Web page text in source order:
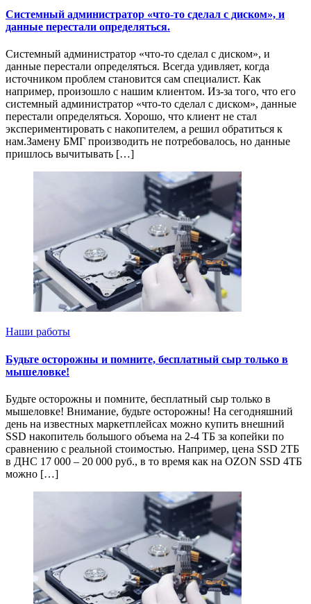
Системный администратор «что-то сделал с диском», и
данные перестали определяться.
Системный администратор «что-то сделал с диском», и
данные перестали определяться. Всегда удивляет, когда
источником проблем становится сам специалист. Как
например, произошло с нашим клиентом. Из-за того, что его
системный администратор «что-то сделал с диском», данные
перестали определяться. Хорошо, что клиент не стал
экспериментировать с накопителем, а решил обратиться к
нам.Замену БМГ производить не потребовалось, но данные
пришлось вычитывать […]
Наши работы
Будьте осторожны и помните, бесплатный сыр только в
мышеловке!
Будьте осторожны и помните, бесплатный сыр только в
мышеловке! Внимание, будьте осторожны! На сегодняшний
день на известных маркетплейсах можно купить внешний
SSD накопитель большого объема на 2-4 ТБ за копейки по
сравнению с реальной стоимостью. Например, цена SSD 2ТБ
в ДНС 17 000 – 20 000 руб., в то время как на OZON SSD 4ТБ
можно […]